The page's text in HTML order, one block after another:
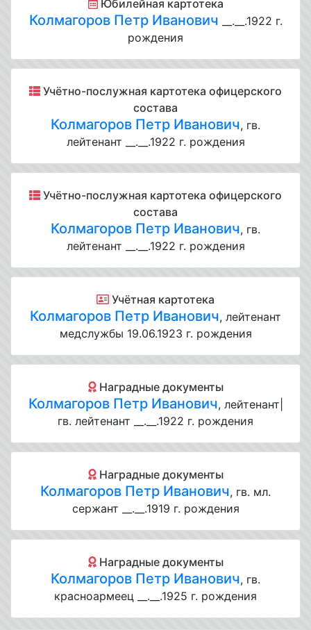
Юбилейная картотека
Колмагоров Петр Иванович __.__.1922 г.
рождения
Учётно-послужная картотека офицерского
состава
Колмагоров Петр Иванович, гв.
лейтенант __.__.1922 г. рождения
Учётно-послужная картотека офицерского
состава
Колмагоров Петр Иванович, гв.
лейтенант __.__.1922 г. рождения
Учётная картотека
Колмагоров Петр Иванович, лейтенант
медслужбы 19.06.1923 г. рождения
Наградные документы
Колмагоров Петр Иванович, лейтенант|
гв. лейтенант __.__.1922 г. рождения
Наградные документы
Колмагоров Петр Иванович, гв. мл.
сержант __.__.1919 г. рождения
Наградные документы
Колмагоров Петр Иванович, гв.
красноармеец __.__.1925 г. рождения